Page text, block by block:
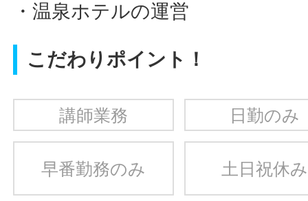
・温泉ホテルの運営
こだわりポイント！
講師業務 日勤のみ
早番勤務のみ 土日祝休み